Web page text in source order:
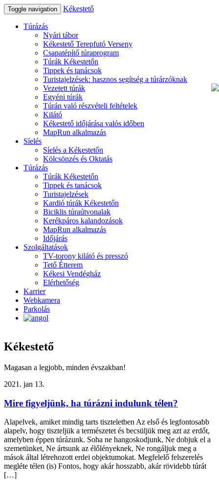
Toggle navigation Kékestető
Túrázás
Nyári tábor
Kékestető Terepfutó Verseny
Csapatépítő túraprogram
Túrák Kékestetőn
Tippek és tanácsok
Turistajelzések: hasznos segítség a túrárzóknak
Vezetett túrák
Egyéni túrák
Túrán való részvételi feltételek
Kilátó
Kékestető időjárása valós időben
MapRun alkalmazás
Síelés
Síelés a Kékestetőn
Kölcsönzés és Oktatás
Túrázás
Túrák Kékestetőn
Tippek és tanácsok
Turistajelzések
Kardió túrák Kékestetőn
Biciklis túraútvonalak
Kerékpáros kalandozások
MapRun alkalmazás
Időjárás
Szolgáltatások
TV-torony kilátó és presszó
Tető Étterem
Kékesi Vendégház
Elérhetőség
Karrier
Webkamera
Parkolás
Kékestető
Magasan a legjobb, minden évszakban!
2021. jan 13.
Mire figyeljünk, ha túrázni indulunk télen?
Alapelvek, amiket mindig tarts tiszteletben Az első és legfontosabb
alapelv, hogy tiszteljük a természetet és becsüljük meg azt az erdőt,
amelyben éppen túrázunk. Soha ne hangoskodjunk, Ne dobjuk el a
szemetünket, Ne ártsunk az élőlényeknek, Ne rongáljuk meg a
mások által létrehozott erdei objektumokat. Megfelelő felszerelés
megléte télen (is) Fontos, hogy akár hosszabb, akár rövidebb túrát
[…]